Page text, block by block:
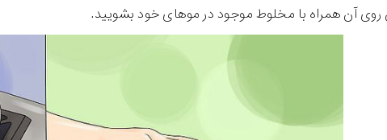
روی آن همراه با مخلوط موجود در موهای خود بشویید.